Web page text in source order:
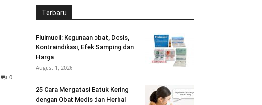
0
Terbaru
Fluimucil: Kegunaan obat, Dosis,
Kontraindikasi, Efek Samping dan
Harga
August 1, 2026
25 Cara Mengatasi Batuk Kering
dengan Obat Medis dan Herbal